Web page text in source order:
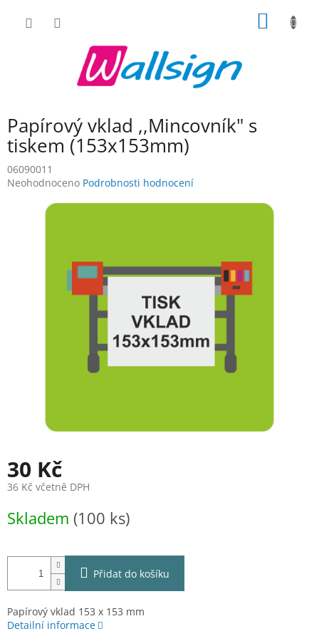
Papírový vklad ,,Mincovník" s
tiskem (153x153mm)
06090011
Průměrné
produktu
Neohodnoceno Podrobnosti hodnocení
30 Kč
36 Kč včetně DPH
cena:
Skladem (100 ks)
Přidat do košíku
Papírový vklad 153 x 153 mm
Detailní informace